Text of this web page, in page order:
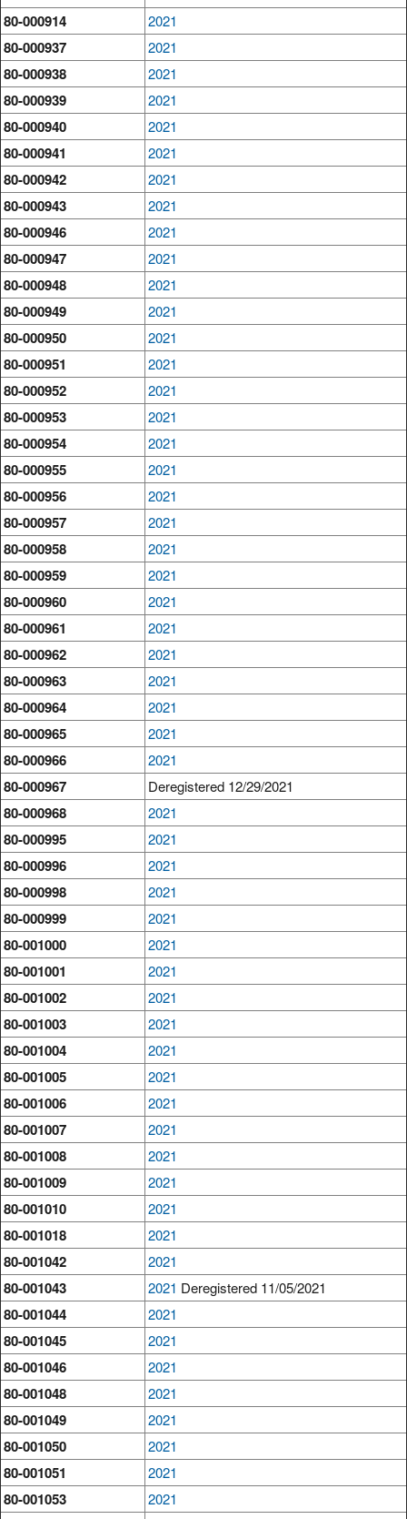
80-000914 2021
80-000937 2021
80-000938 2021
80-000939 2021
80-000940 2021
80-000941 2021
80-000942 2021
80-000943 2021
80-000946 2021
80-000947 2021
80-000948 2021
80-000949 2021
80-000950 2021
80-000951 2021
80-000952 2021
80-000953 2021
80-000954 2021
80-000955 2021
80-000956 2021
80-000957 2021
80-000958 2021
80-000959 2021
80-000960 2021
80-000961 2021
80-000962 2021
80-000963 2021
80-000964 2021
80-000965 2021
80-000966 2021
80-000967 Deregistered 12/29/2021
80-000968 2021
80-000995 2021
80-000996 2021
80-000998 2021
80-000999 2021
80-001000 2021
80-001001 2021
80-001002 2021
80-001003 2021
80-001004 2021
80-001005 2021
80-001006 2021
80-001007 2021
80-001008 2021
80-001009 2021
80-001010 2021
80-001018 2021
80-001042 2021
80-001043 2021 Deregistered 11/05/2021
80-001044 2021
80-001045 2021
80-001046 2021
80-001048 2021
80-001049 2021
80-001050 2021
80-001051 2021
80-001053 2021